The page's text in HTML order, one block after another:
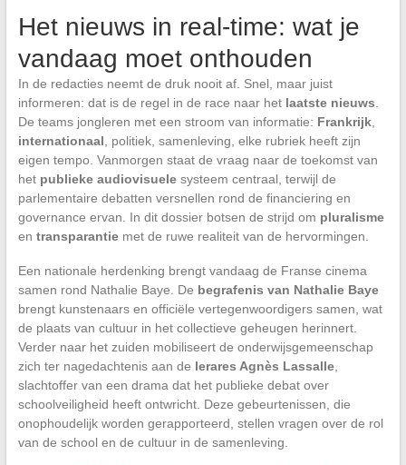
Het nieuws in real-time: wat je
vandaag moet onthouden
In de redacties neemt de druk nooit af. Snel, maar juist
informeren: dat is de regel in de race naar het laatste nieuws
De teams jongleren met een stroom van informatie: Frankrijk,
internationaal , politiek, samenleving, elke rubriek heeft zijn
eigen tempo. Vanmorgen staat de vraag naar de toekomst van
het publieke audiovisuelesysteem centraal, terwijl de
parlementaire debatten versnellen rond de financiering en
governance ervan. In dit dossier botsen de strijd om pluralisme
en transparantiemet de ruwe realiteit van de hervormingen.
Een nationale herdenking brengt vandaag de Franse cinema
samen rond Nathalie Baye. De begrafenis van Nathalie Baye
brengt kunstenaars en officiële vertegenwoordigers samen, wat
de plaats van cultuur in het collectieve geheugen herinnert.
Verder naar het zuiden mobiliseert de onderwijsgemeenschap
zich ter nagedachtenis aan de lerares Agnès Lassalle,
slachtoffer van een drama dat het publieke debat over
schoolveiligheid heeft ontwricht. Deze gebeurtenissen, die
onophoudelijk worden gerapporteerd, stellen vragen over de rol
van de school en de cultuur in de samenleving.